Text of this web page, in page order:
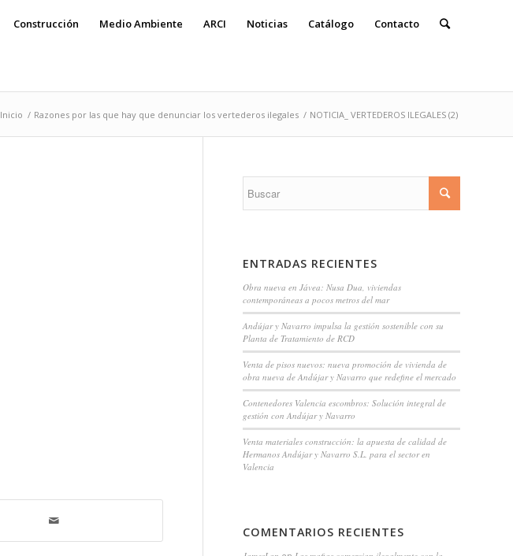
Construcción Medio Ambiente ARCI Noticias Catálogo Contacto
Inicio / Razones por las que hay que denunciar los vertederos ilegales / NOTICIA_ VERTEDEROS ILEGALES (2)
ENTRADAS RECIENTES
Obra nueva en Jávea: Nusa Dua, viviendas
contemporáneas a pocos metros del mar
Andújar y Navarro impulsa la gestión sostenible con su
Planta de Tratamiento de RCD
Venta de pisos nuevos: nueva promoción de vivienda de
obra nueva de Andújar y Navarro que redefine el mercado
Contenedores Valencia escombros: Solución integral de
gestión con Andújar y Navarro
Venta materiales construcción: la apuesta de calidad de
Hermanos Andújar y Navarro S.L. para el sector en
Valencia
COMENTARIOS RECIENTES